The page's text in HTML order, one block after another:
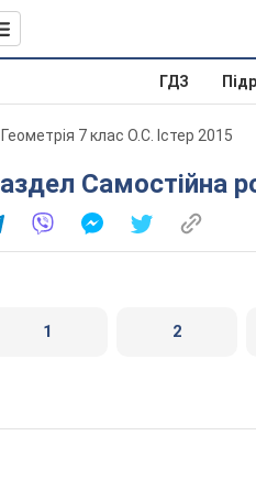
ГДЗ
Геометрія 7 клас О.С. Істер 2015
Раздел Самостійна
1 2